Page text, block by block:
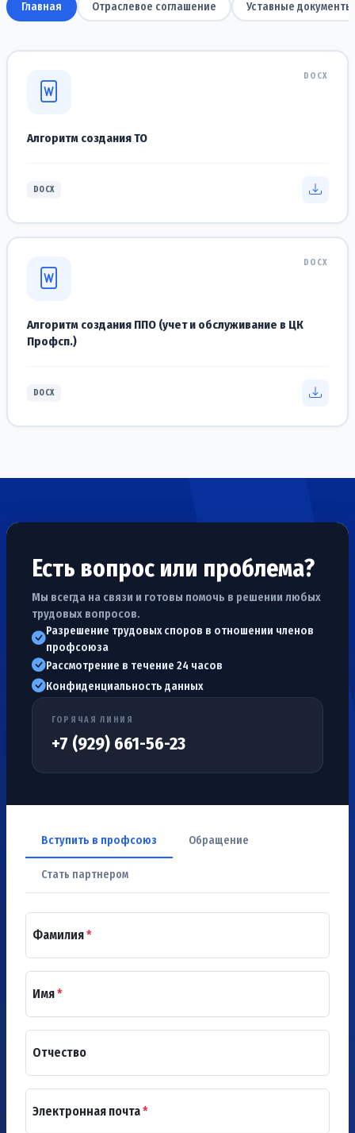
Главная Отраслевое соглашение Уставные документы
DOCX
Алгоритм создания ТО
DOCX
DOCX
Алгоритм создания ППО (учет и обслуживание в ЦК
Профсп.)
DOCX
Есть вопрос или проблема?
Мы всегда на связи и готовы помочь в решении любых
трудовых вопросов.
Разрешение трудовых споров в отношении членов
профсоюза
Рассмотрение в течение 24 часов
Конфиденциальность данных
ГОРЯЧАЯ ЛИНИЯ
+7 (929) 661-56-23
Вступить в профсоюз Обращение
Стать партнером
Фамилия*
Имя*
Отчество
Электронная почта*